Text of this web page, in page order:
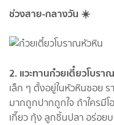
ช่วงสาย-กลางวัน ☀️
2. แวะทานก๋วยเตี๋ยวโบร
เล็ก ๆ ตั้งอยู่ในหัวหินซอย ร
มากถูกปากถูกใจ ถ้าใครมีโ
เกี๊ยว กุ้ง ลูกชิ้นปลา อร่อย